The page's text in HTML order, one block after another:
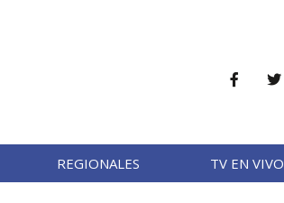
REGIONALES TV EN VIVO